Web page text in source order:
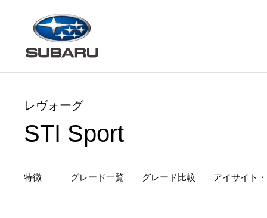
レヴォーグ
STI Sport
特徴 グレード一覧 グレード 比較 アイサイト